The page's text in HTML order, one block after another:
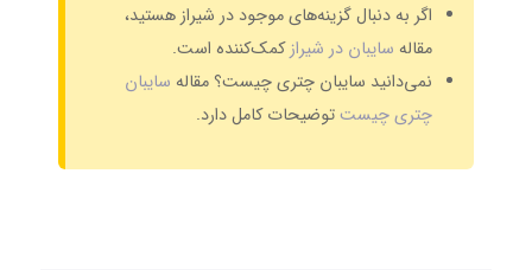
اگر به دنبال گزینه‌های موجود در شیراز هستید،
مقاله سایبان در شیراز کمک‌کننده است.
نمی‌دانید سایبان چتری چیست؟ مقاله سایبان
چتری چیستتوضیحات کامل دارد.